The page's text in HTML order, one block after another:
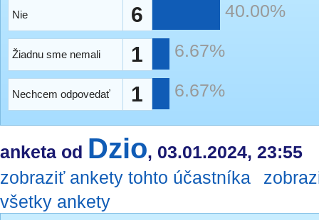
Nie 6 40.00%
Žiadnu sme nemali 1 6.67%
Nechcem odpovedať 1 6.67%
anketa od Dzio, 03.01.2024, 23:55
zobraziť ankety tohto účastníka
všetky ankety